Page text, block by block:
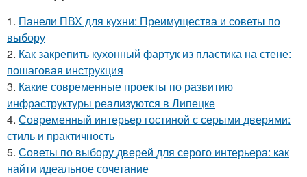
1. Панели ПВХ для кухни: Преимущества и советы по
выбору
2. Как закрепить кухонный фартук из пластика на стене:
пошаговая инструкция
3. Какие современные проекты по развитию
инфраструктуры реализуются в Липецке
4. Современный интерьер гостиной с серыми дверями:
стиль и практичность
5. Советы по выбору дверей для серого интерьера: как
найти идеальное сочетание